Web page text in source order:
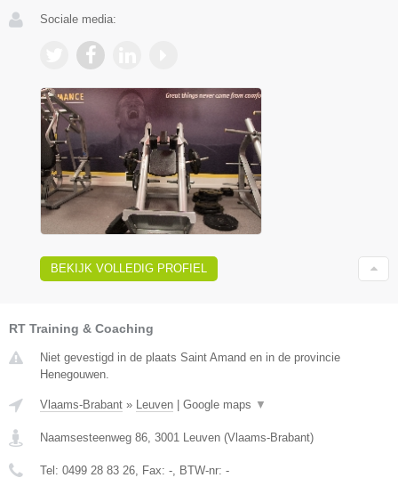
Sociale media:
BEKIJK VOLLEDIG PROFIEL
RT Training & Coaching
Niet gevestigd in de plaats Saint Amand en in de provincie
Henegouwen.
Vlaams-Brabant » Leuven Google maps ▼
Naamsesteenweg 86, 3001 Leuven (Vlaams-Brabant)
Tel: 0499 28 83 26, Fax: -, BTW-nr: -